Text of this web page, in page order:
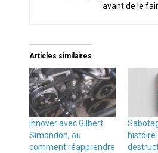
avant de le
Articles similaires
Innover avec Gilbert
Simondon, ou
comment réapprendre
histoire